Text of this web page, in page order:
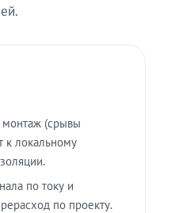
(срывы
к локальному
по току и
по проекту.